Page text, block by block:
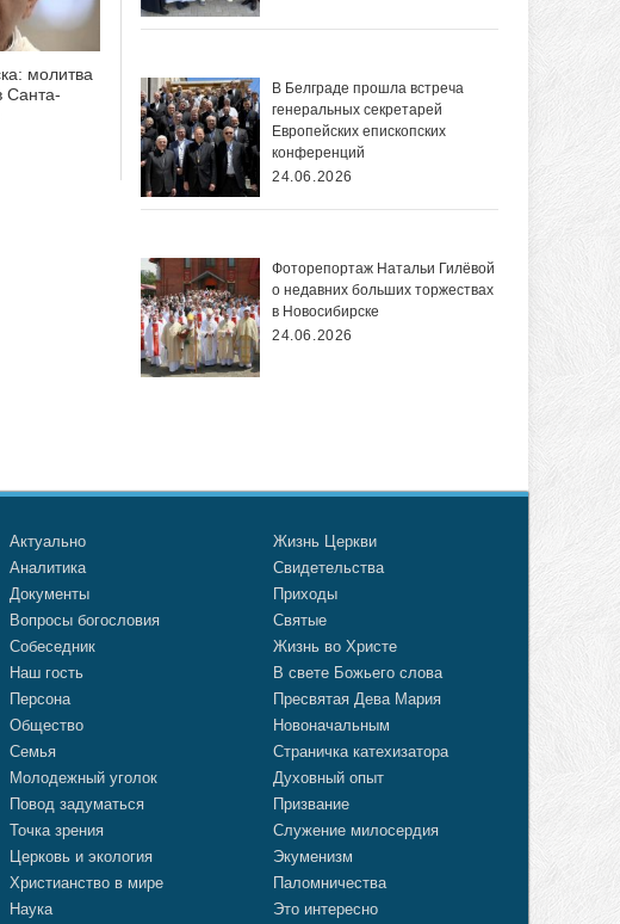
молитва
Санта-
В Белграде прошла встреча
генеральных секретарей
Европейских епископских
конференций
24.06.2026
Фоторепортаж Натальи Гилёвой
о недавних больших торжествах
в Новосибирске
24.06.2026
Актуально
Аналитика
Документы
Вопросы богословия
Собеседник
Наш гость
Персона
Общество
Семья
Молодежный уголок
Повод задуматься
Точка зрения
Церковь и экология
Христианство в мире
Наука
Жизнь Церкви
Свидетельства
Приходы
Святые
Жизнь во Христе
В свете Божьего слова
Пресвятая Дева Мария
Новоначальным
Страничка катехизатора
Духовный опыт
Призвание
Служение милосердия
Экуменизм
Паломничества
Это интересно